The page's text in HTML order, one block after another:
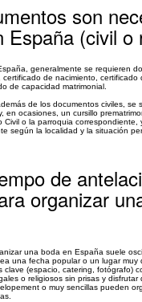
son
España (civil o
generalmente se requieren
de nacimiento, certificado
de capacidad matrimonial.
de los documentos civiles, se
en ocasiones, un cursillo
Civil o la parroquia correspondiente,
según la localidad y la situación
de
organizar
una boda en España suele
una fecha popular o un lugar muy
clave (espacio, catering, fotógrafo)
o religiosos sin prisas y disfrutar
o muy sencillas pueden